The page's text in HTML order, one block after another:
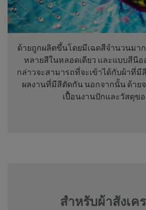
ด้ายถูกผลิตขึ้นโดยมีเฉดสีจำนวนมา
หลายสีในหลอดเดียว และแบบสีนี
กล่าวจะสามารถที่จะเข้าได้กับผ้าที่มี
ผลงานที่มีสีตัดกัน นอกจากนั้น ด้าย
เปื้อนงานปักและวัสดุข
สำหรับผ้าสังเค